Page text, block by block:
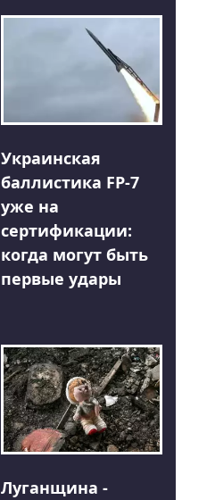
Украинская
баллистика FP-7
уже на
сертификации:
когда могут быть
первые удары
Луганщина -